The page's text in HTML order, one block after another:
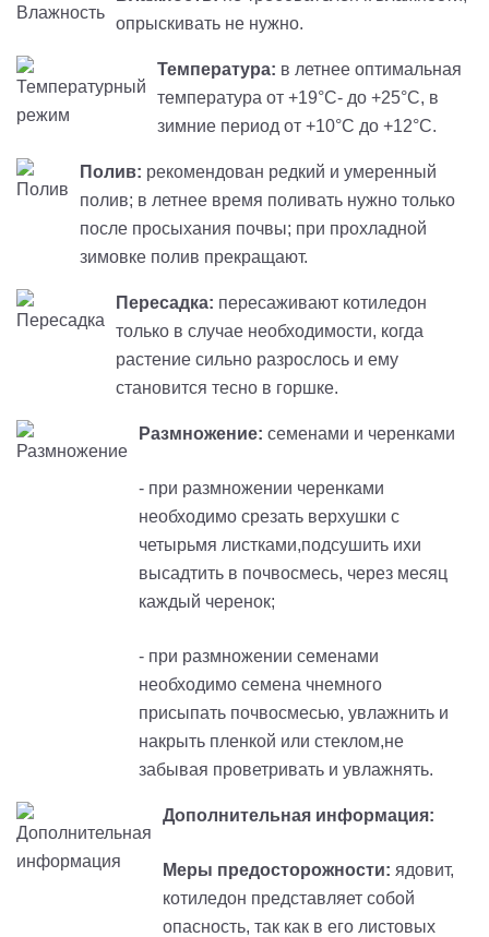
опрыскивать не нужно.
Температура: в летнее оптимальная
температура от +19°C- до +25°C, в
зимние период от +10°C до +12°C.
Полив: рекомендован редкий и умеренный
полив; в летнее время поливать нужно только
после просыхания почвы; при прохладной
зимовке полив прекращают.
Пересадка: пересаживают котиледон
только в случае необходимости, когда
растение сильно разрослось и ему
становится тесно в горшке.
Размножение: семенами и черенками
- при размножении черенками
необходимо срезать верхушки с
четырьмя листками,подсушить ихи
высадтить в почвосмесь, через месяц
каждый черенок;
- при размножении семенами
необходимо семена чнемного
присыпать почвосмесью, увлажнить и
накрыть пленкой или стеклом,не
забывая проветривать и увлажнять.
Дополнительная информация:
Меры предосторожности: ядовит,
котиледон представляет собой
опасность, так как в его листовых